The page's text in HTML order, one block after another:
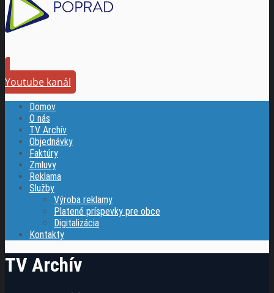
Youtube kanál
Domov
O nás
TV Archív
Objednávky
Faktúry
Zmluvy
Reklama
Služby
Výroba reklamy
Platené príspevky pre obce
Digitalizácia
Kontakty
TV Archív